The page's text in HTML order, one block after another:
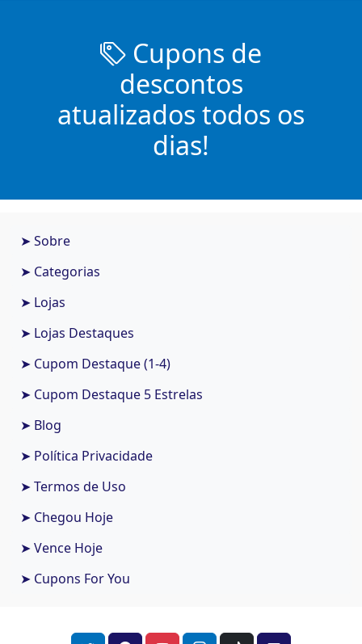
Cupons de
descontos
atualizados todos os
dias!
➤ Sobre
➤ Categorias
➤ Lojas
➤ Lojas Destaques
➤ Cupom Destaque (1-4)
➤ Cupom Destaque 5 Estrelas
➤ Blog
➤ Política Privacidade
➤ Termos de Uso
➤ Chegou Hoje
➤ Vence Hoje
➤ Cupons For You